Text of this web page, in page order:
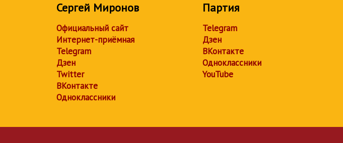
Сергей Миронов
Официальный сайт
Интернет-приёмная
Telegram
Дзен
Twitter
ВКонтакте
Одноклассники
Партия
Telegram
Дзен
ВКонтакте
Одноклассники
YouTube